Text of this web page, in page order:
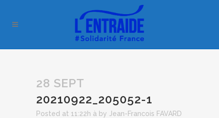
28 SEPT
20210922_205052-1
Posted at 11:22h à by Jean-Francois FAVARD